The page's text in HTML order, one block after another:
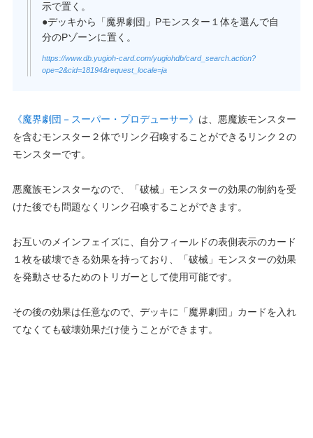
示で置く。
●デッキから「魔界劇団」Pモンスター１体を選んで自
分のPゾーンに置く。
https://www.db.yugioh-card.com/yugiohdb/card_search.action?
ope=2&cid=18194&request_locale=ja
《魔界劇団－スーパー・プロデューサー》 は、悪魔族モンスター
を含むモンスター２体でリンク召喚することができるリンク２の
モンスターです。
悪魔族モンスターなので、「破械」モンスターの効果の制約を受
けた後でも問題なくリンク召喚することができます。
お互いのメインフェイズに、自分フィールドの表側表示のカード
１枚を破壊できる効果を持っており、「破械」モンスターの効果
を発動させるためのトリガーとして使用可能です。
その後の効果は任意なので、デッキに「魔界劇団」カードを入れ
てなくても破壊効果だけ使うことができます。